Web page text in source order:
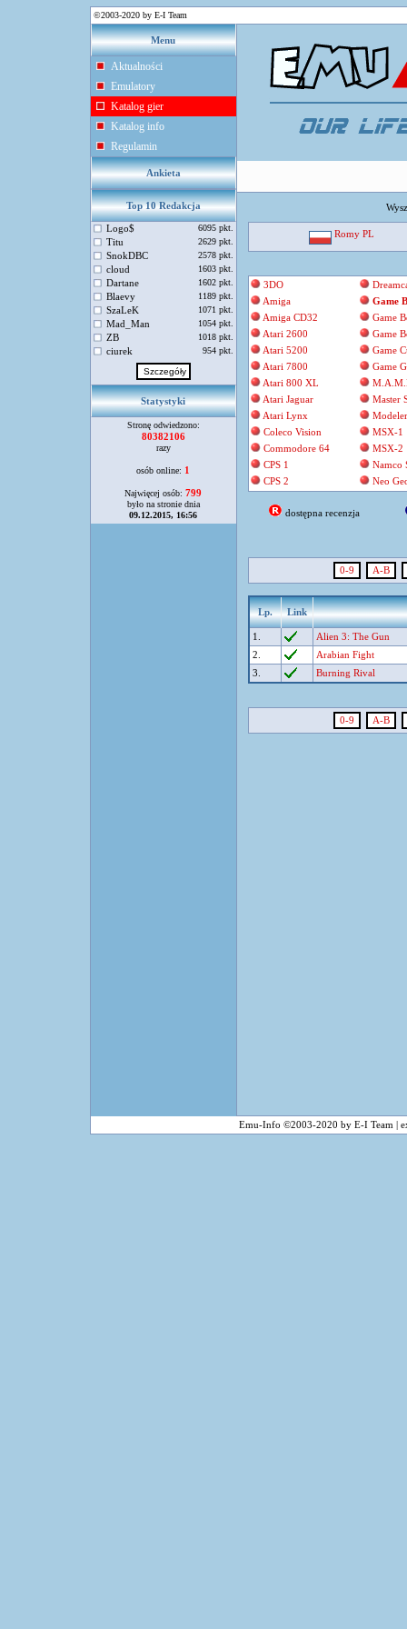
©2003-2020 by E-I Team
Menu
Aktualności
Emulatory
Katalog gier
Katalog info
Regulamin
Ankieta
Top 10 Redakcja
Logo$ 6095 pkt.
Titu 2629 pkt.
SnokDBC 2578 pkt.
cloud 1603 pkt.
Dartane 1602 pkt.
Blaevy 1189 pkt.
SzaLeK 1071 pkt.
Mad_Man 1054 pkt.
ZB 1018 pkt.
ciurek 954 pkt.
Statystyki
Stronę odwiedzono:
80382106
razy
osób online: 1
Najwięcej osób: 799
było na stronie dnia
09.12.2015, 16:56
Romy PL
3DO
Amiga
Amiga CD32
Atari 2600
Atari 5200
Atari 7800
Atari 800 XL
Atari Jaguar
Atari Lynx
Coleco Vision
Commodore 64
CPS 1
CPS 2
Game
Game
Game
Game
Game
Master
Modeler
MSX-1
MSX-2
Namco
Neo
dostępna recenzja
0-9 A-B
Lp. Link
1.
Alien 3: The Gun
2.
Arabian Fight
3.
Burning Rival
0-9 A-B
Emu-Info ©2003-2020 by E-I Team |